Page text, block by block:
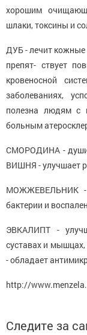
хорошим
шлаки, токсины и
ДУБ - лечит кожные
препят- ствует
кровеносной
заболеваниях,
полезна людям с
больным
СМОРОДИНА -
ВИШНЯ - улучшает
МОЖЖЕВЕЛЬНИК -
бактерии и
ЭВКАЛИПТ -
суставах и
- обладает
http://
Следите за